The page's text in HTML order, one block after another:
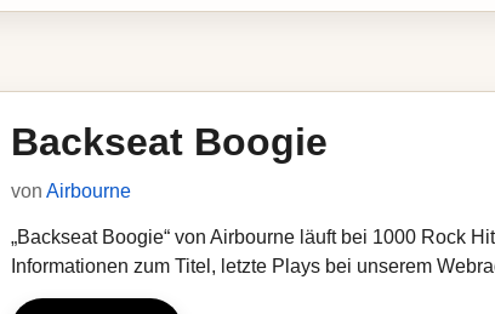
Backseat Boogie
von Airbourne
„Backseat Boogie“ von Airbourne läuft bei 1000 Rock
Informationen zum Titel, letzte Plays bei unserem